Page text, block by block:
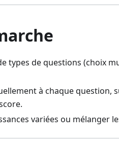
types de questions (choix
à chaque question,
variées ou mélanger